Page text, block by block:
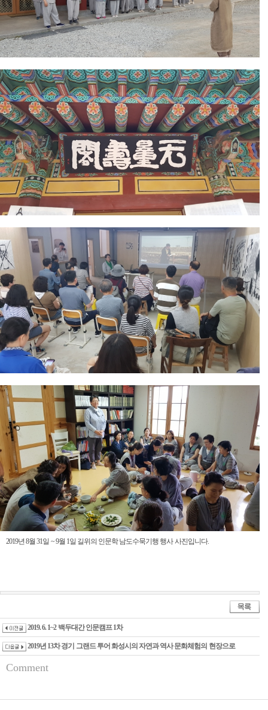
2019년 8월 31일 ~ 9월 1일 길위의 인문학 남도수묵기행 행사 사진입니다.
2019. 6. 1~2 백두대간 인문캠프 1차
2019년 13차 경기 그랜드 투어 화성시의 자연과 역사 문화체험의 현장으로
Comment